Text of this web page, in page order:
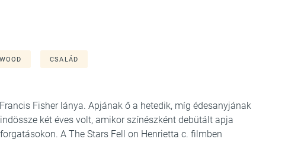
CSALÁD
Fisher lánya. Apjának ő a hetedik, míg édesanyjának
két éves volt, amikor színészként debütált apja
A The Stars Fell on Henrietta c. filmben